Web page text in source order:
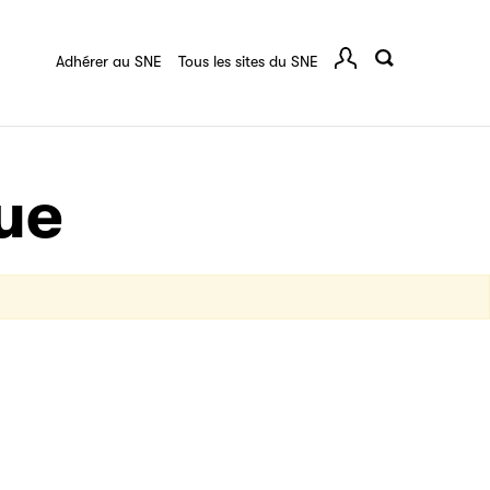
Adhérer au SNE Tous les sites du SNE
destinée à l’ensemble des acteurs de la